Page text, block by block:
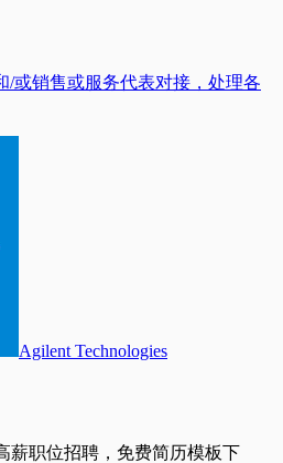
/或销售或服务代表对接，处理各
Agilent Technologies
薪职位招聘，免费简历模板下